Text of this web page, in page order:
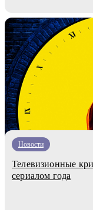
Новости
Телевизионные
сериалом года